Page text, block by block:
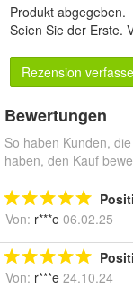
Produkt abgegeben.
Seien Sie der Erste.
Rezension
Bewertungen
So haben Kunden,
haben, den Kauf
Von: r***e 06.02.25
Von: r***e 24.10.24